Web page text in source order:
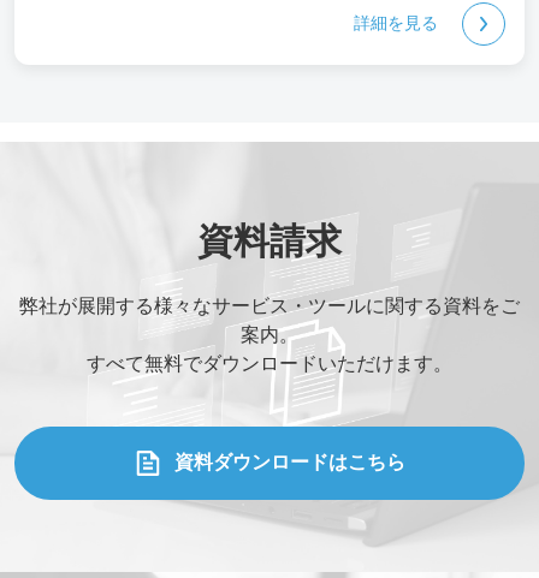
詳細を見る
資料請求
弊社が展開する様々なサービス・ツールに関する資料をご
案内。
すべて無料でダウンロードいただけます。
資料ダウンロードはこちら